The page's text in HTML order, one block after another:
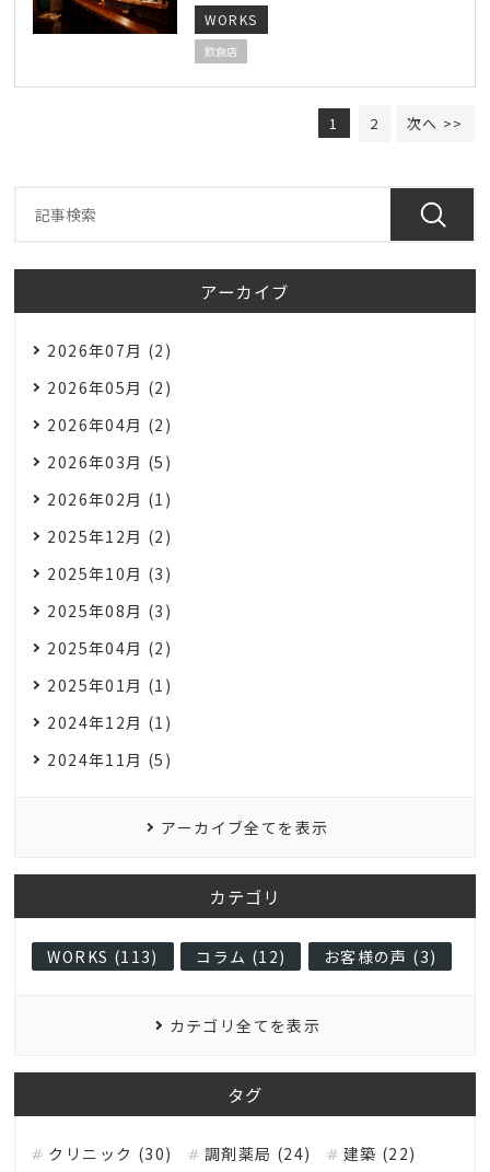
WORKS
飲食店
1 2 次へ >>
アーカイブ
2026年07月 (2)
2026年05月 (2)
2026年04月 (2)
2026年03月 (5)
2026年02月 (1)
2025年12月 (2)
2025年10月 (3)
2025年08月 (3)
2025年04月 (2)
2025年01月 (1)
2024年12月 (1)
2024年11月 (5)
アーカイブ全てを表示
カテゴリ
WORKS (113) コラム (12) お客様の声 (3)
カテゴリ全てを表示
タグ
クリニック (30) 調剤薬局 (24)
建築 (22)